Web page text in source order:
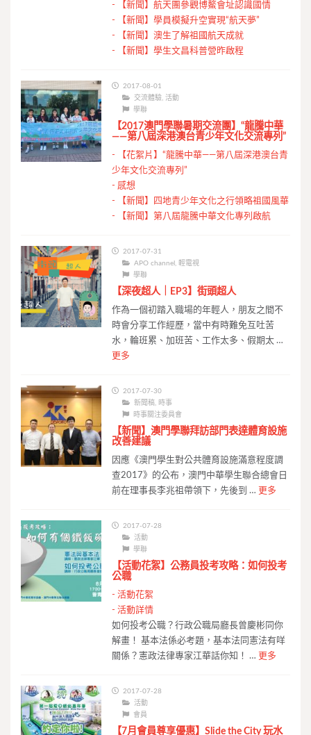
-
【新聞】航天團參觀博鰲會址認識國情
-
【新聞】學員模擬升空實現“航天夢”
-
【新聞】澳生了解祖國航天成就
-
【新聞】學生文昌科普營昨啟程
2017-08-01
交流體驗,活動
學聯
【2017澳門學聯暑期交流團】“龍騰中華
——第八屆深港澳台青少年文化交流專列”
-
【花絮片】“龍騰中華——第八屆深港澳台青
少年文化交流專列”
- 感想
-
【新聞】四地青少年文化之行領略祖國風華
-
【新聞】第八屆龍騰中華文化專列啟航
2017-07-31
APO channel ,輕電視
學聯
【深夜超人｜EP3】街頭超人
作為一個初踏入職場的年輕人，朋友之間不
時會分享工作經歷，當中有時難免互吐苦
水，輪班累、加班苦、工作太多、假期太 …
更多
2017-07-30
新聞稿, 時事
時事關注委員會
【新聞】澳門學聯拜訪部門表達體育設施
改善建議
因應《澳門學生對公共體育設施滿意程度調
查2017》的公布，澳門中華學生聯合總會日
前在理事長李兆祖帶領下，先後到 … 更多
2017-07-28
活動
學聯
【活動花絮】公務員投考攻略：如何投考
公職
- 活動花絮
- 活動詳情
如何投考公職？行政公職局廳長曾慶彬同你
解畫！ 基本法係必考題，基本法同憲法有咩
關係？憲政法律專家江華話你知！ … 更多
2017-07-28
活動
會員
【7月會員尊享優惠】Slide the City 玩水